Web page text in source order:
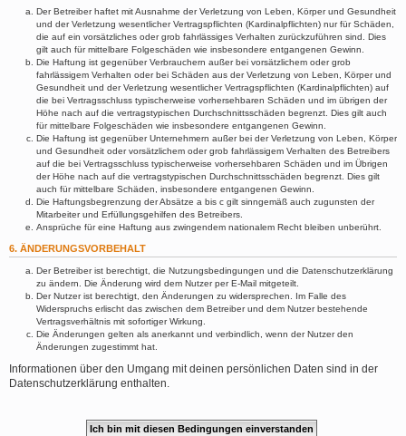
Der Betreiber haftet mit Ausnahme der Verletzung von Leben, Körper und Gesundheit
und der Verletzung wesentlicher Vertragspflichten (Kardinalpflichten) nur für Schäden,
die auf ein vorsätzliches oder grob fahrlässiges Verhalten zurückzuführen sind. Dies
gilt auch für mittelbare Folgeschäden wie insbesondere entgangenen Gewinn.
Die Haftung ist gegenüber Verbrauchern außer bei vorsätzlichem oder grob
fahrlässigem Verhalten oder bei Schäden aus der Verletzung von Leben, Körper und
Gesundheit und der Verletzung wesentlicher Vertragspflichten (Kardinalpflichten) auf
die bei Vertragsschluss typischerweise vorhersehbaren Schäden und im übrigen der
Höhe nach auf die vertragstypischen Durchschnittsschäden begrenzt. Dies gilt auch
für mittelbare Folgeschäden wie insbesondere entgangenen Gewinn.
Die Haftung ist gegenüber Unternehmern außer bei der Verletzung von Leben, Körper
und Gesundheit oder vorsätzlichem oder grob fahrlässigem Verhalten des Betreibers
auf die bei Vertragsschluss typischerweise vorhersehbaren Schäden und im Übrigen
der Höhe nach auf die vertragstypischen Durchschnittsschäden begrenzt. Dies gilt
auch für mittelbare Schäden, insbesondere entgangenen Gewinn.
Die Haftungsbegrenzung der Absätze a bis c gilt sinngemäß auch zugunsten der
Mitarbeiter und Erfüllungsgehilfen des Betreibers.
Ansprüche für eine Haftung aus zwingendem nationalem Recht bleiben unberührt.
6. ÄNDERUNGSVORBEHALT
Der Betreiber ist berechtigt, die Nutzungsbedingungen und die Datenschutzerklärung
zu ändern. Die Änderung wird dem Nutzer per E-Mail mitgeteilt.
Der Nutzer ist berechtigt, den Änderungen zu widersprechen. Im Falle des
Widerspruchs erlischt das zwischen dem Betreiber und dem Nutzer bestehende
Vertragsverhältnis mit sofortiger Wirkung.
Die Änderungen gelten als anerkannt und verbindlich, wenn der Nutzer den
Änderungen zugestimmt hat.
Informationen über den Umgang mit deinen persönlichen Daten sind in der
Datenschutzerklärung enthalten.